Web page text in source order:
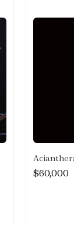
$60,000